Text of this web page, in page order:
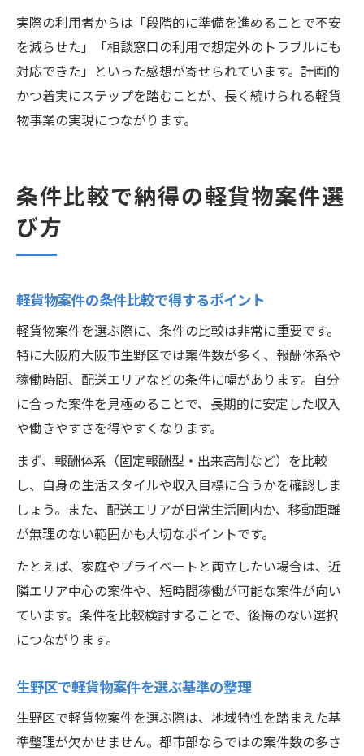
実際の利用者からは「段階的に準備を進めることで不安
を減らせた」「相談窓口の利用で想定外のトラブルにも
対応できた」といった感想が寄せられています。計画的
かつ着実にステップを踏むことが、長く続けられる軽貨
物事業の実現につながります。
条件比較で納得の軽貨物案件選
び方
軽貨物案件の条件比較で得するポイント
軽貨物案件を選ぶ際に、条件の比較は非常に重要です。
特に大阪府大阪市生野区では案件数が多く、報酬体系や
稼働時間、配送エリアなどの条件に幅があります。自分
に合った案件を見極めることで、長期的に安定した収入
や働きやすさを得やすくなります。
まず、報酬体系（固定報酬型・出来高制など）を比較
し、自身の生活スタイルや収入目標に合うかを確認しま
しょう。また、配送エリアが日常生活圏内か、移動距離
が無理のない範囲かも大切なポイントです。
たとえば、家庭やプライベートと両立したい場合は、近
隣エリア中心の案件や、短時間稼働が可能な案件が向い
ています。条件を比較検討することで、後悔のない選択
につながります。
生野区で軽貨物案件を選ぶ基準の整理
生野区で軽貨物案件を選ぶ際は、地域特性を踏まえた基
準整理が欠かせません。都市部ならではの案件数の多さ